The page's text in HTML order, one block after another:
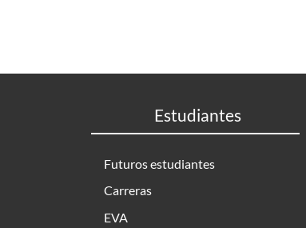
Estudiantes
Futuros estudiantes
Carreras
EVA